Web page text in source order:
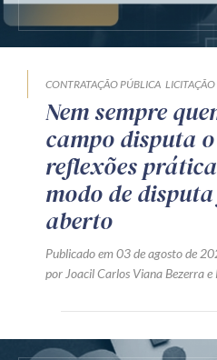
CONTRATAÇÃO PÚBLICA LICITAÇÃO
Nem sempre
campo disputa
reflexões
modo de
aberto
Publicado em 03 de agosto de
por Joacil Carlos Viana Bezerrae